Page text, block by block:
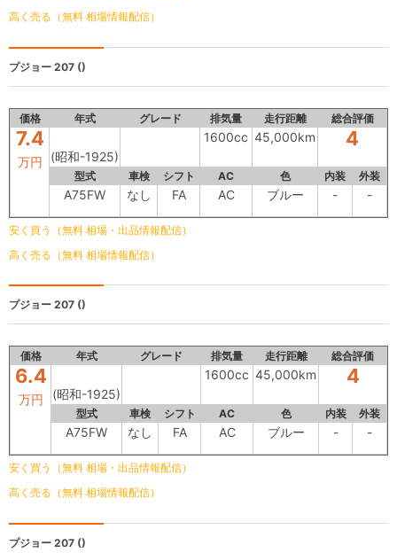
高く売る（無料 相場情報配信）
プジョー 207 ()
価格 年式 グレード 排気量 走行距離 総合評価
7.4
万円 (昭和-1925)
1600cc 45,000km 4
型式 車検 シフト AC 色 内装 外装
A75FW なし FA AC ブルー - -
安く買う（無料 相場・出品情報配信）
高く売る（無料 相場情報配信）
プジョー 207 ()
価格 年式 グレード 排気量 走行距離 総合評価
6.4
万円 (昭和-1925)
1600cc 45,000km 4
型式 車検 シフト AC 色 内装 外装
A75FW なし FA AC ブルー - -
安く買う（無料 相場・出品情報配信）
高く売る（無料 相場情報配信）
プジョー 207 ()